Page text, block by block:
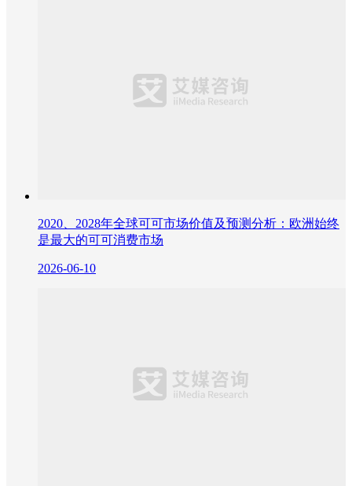
2020、2028年全球可可市场价值及预测分析：欧洲始终
是最大的可可消费市场
2026-06-10